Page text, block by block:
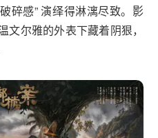
碎感” 演绎得淋漓尽致。影
文尔雅的外表下藏着阴狠，